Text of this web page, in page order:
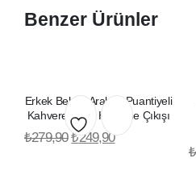
Benzer Ürünler
Favorilerime
Erkek Bebek Arabalı Puantiyeli
Kahverengi 5li Hastane Çıkışı
₺279,90 ₺249,90
₺